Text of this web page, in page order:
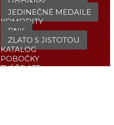
HODINKY
JEDINEČNÉ MEDAILE
KOMODITY
PNK
ZLATO S JISTOTOU
KATALOG
POBOČKY
TVÁŘE ATT